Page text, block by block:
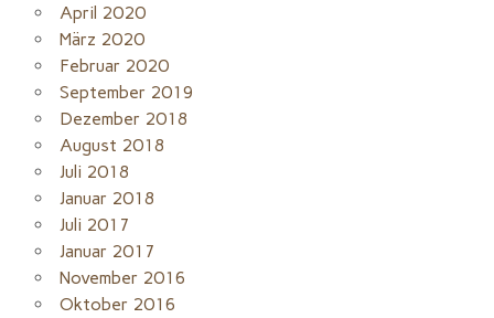
April 2020
März 2020
Februar 2020
September 2019
Dezember 2018
August 2018
Juli 2018
Januar 2018
Juli 2017
Januar 2017
November 2016
Oktober 2016